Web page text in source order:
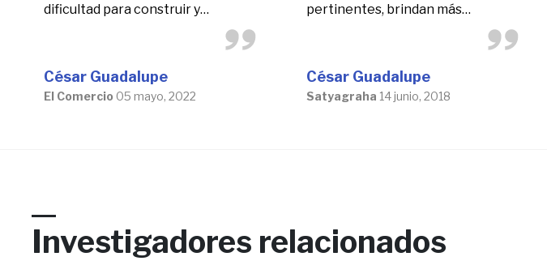
dificultad para construir y
sostener un sentido de comunidad
César Guadalupe
El Comercio 05 mayo, 2022
pertinentes, brindan más
riesgos asociados a las censale.
César Guadalupe
Satyagraha 14 junio, 2018
Investigadores relacionados